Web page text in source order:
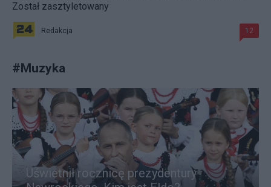
Został zasztyletowany
Redakcja 12
#Muzyka
Uświetnił rocznicę prezydentury